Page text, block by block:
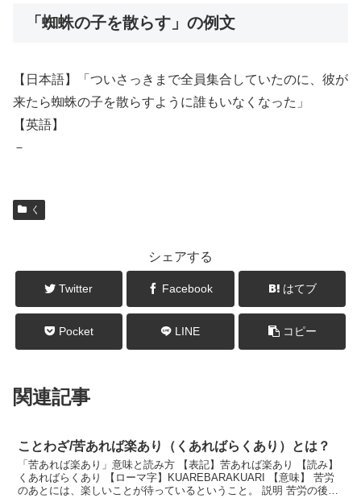
「蜘蛛の子を散らす」の例文
【日本語】「ついさっきまで全員集合していたのに、彼が
来たら蜘蛛の子を散らすように誰もいなくなった」
【英語】
－
く
シェアする
Twitter Facebook はてブ
Pocket LINE コピー
関連記事
ことわざ/苦あれば楽あり（くあればらくあり）とは？
「苦あれば楽あり」意味と読み方 【表記】苦あれば楽あり 【読み】
くあればらくあり 【ローマ字】KUAREBARAKUARI 【意味】 苦労
のあとには、楽しいことが待っているということ。 説明 苦労の後に